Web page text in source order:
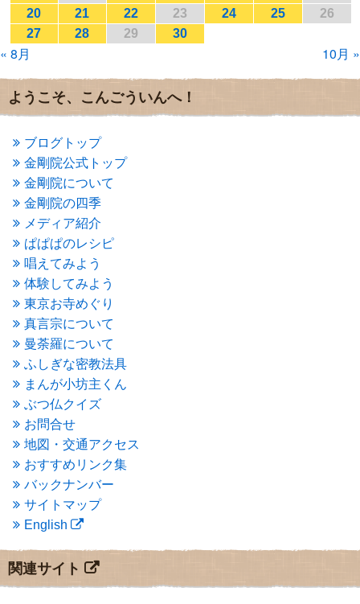
2017年1月(2)
2016年12月(4)
2016年11月(3)
2016年10月
2016年8月
2016年7月
(3)
2016年5月(3)
2016年4月
(4)
2016年3月 (4)
2016年2月 (5)
2016年1月(3)
2015年12月(6)
2015年11月 (4)
2015年10月
(4)
2015年9月(3)
2015年8月(4)
2015年7月(4)
2015年6月(3)
2015年5月(1)
2015年4月(1)
2015年3月 (3)
2015年2月(3)
2015年1月(1)
2014年12月
2014年9月(1)
2014年5月 (1)
2014年4月
2014年1月(1)
2013年11月 (4)
2013年10月
2013年8月
(7)
2013年7月
(7)
20 21 22 23 24 25
26
27
28 29 30
« 8月 10月 »
ようこそ、こんごういんへ！
ブログトップ
金剛院公式トップ
金剛院について
金剛院の四季
メディア紹介
ぱぱぱのレシピ
唱えてみよう
体験してみよう
東京お寺めぐり
真言宗について
曼荼羅について
ふしぎな密教法具
まんが小坊主くん
ぶつ仏クイズ
お問合せ
地図・交通アクセス
おすすめリンク集
バックナンバー
サイトマップ
English
関連サイト